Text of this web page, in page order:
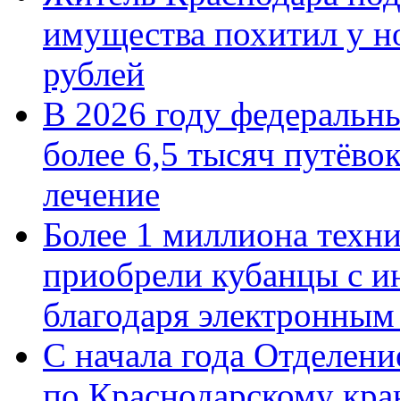
имущества похитил у
рублей
В 2026 году
более 6,5 тысяч
лечение
Более 1 миллиона
приобрели кубанцы с
благодаря
С начала года